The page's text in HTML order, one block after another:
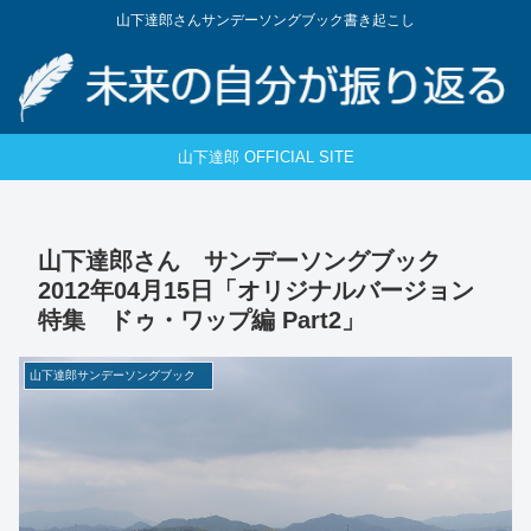
山下達郎さんサンデーソングブック書き起こし
山下達郎 OFFICIAL SITE
山下達郎さん サンデーソングブック
2012年04月15日「オリジナルバージョン
特集 ドゥ・ワップ編 Part2」
山下達郎サンデーソングブック